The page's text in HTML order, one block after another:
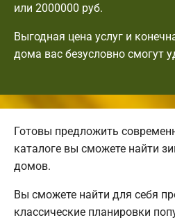
или 2000000 руб.
Выгодная цена услуг и
дома вас безусловно смогут
Готовы предложить
каталоге вы сможете найти
домов.
Вы сможете найти для себя
классические планировки